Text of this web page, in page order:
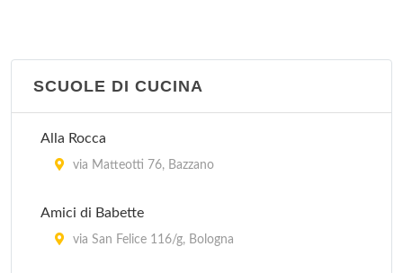
SCUOLE DI CUCINA
Alla Rocca
via Matteotti 76, Bazzano
Amici di Babette
via San Felice 116/g, Bologna